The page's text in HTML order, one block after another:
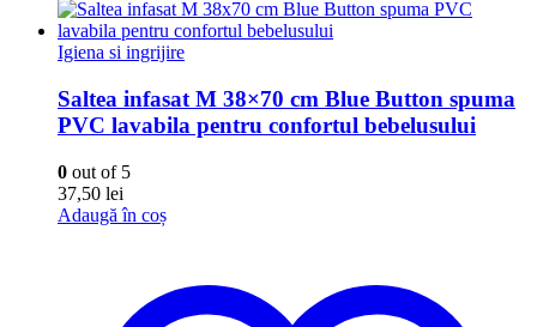
Igiena si ingrijire
Saltea infasat M 38×70 cm Blue Button spuma
PVC lavabila pentru confortul bebelusului
0 out of 5
37,50 lei
Adaugă în coș